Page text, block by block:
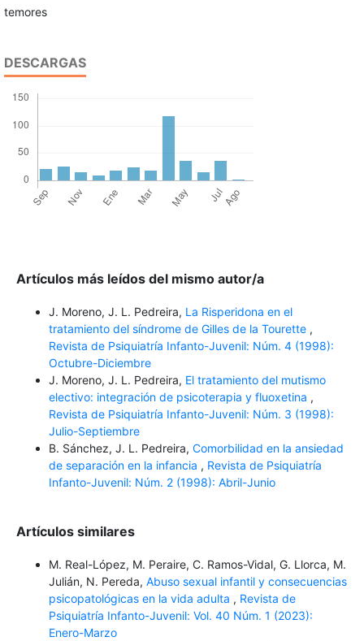
temores
DESCARGAS
Artículos más leídos del mismo autor/a
J. Moreno, J. L. Pedreira, La Risperidona en el
tratamiento del síndrome de Gilles de la Tourette ,
Revista de Psiquiatría Infanto-Juvenil: Núm. 4 (1998):
Octubre-Diciembre
J. Moreno, J. L. Pedreira, El tratamiento del mutismo
electivo: integración de psicoterapia y fluoxetina ,
Revista de Psiquiatría Infanto-Juvenil: Núm. 3 (1998):
Julio-Septiembre
B. Sánchez, J. L. Pedreira, Comorbilidad en la ansiedad
de separación en la infancia , Revista de Psiquiatría
Infanto-Juvenil: Núm. 2 (1998): Abril-Junio
Artículos similares
M. Real-López, M. Peraire, C. Ramos-Vidal, G. Llorca, M.
Julián, N. Pereda, Abuso sexual infantil y consecuencias
psicopatológicas en la vida adulta , Revista de
Psiquiatría Infanto-Juvenil: Vol. 40 Núm. 1 (2023):
Enero-Marzo